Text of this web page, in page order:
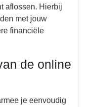
aflossen. Hierbij
met jouw
financiële
de online
je eenvoudig